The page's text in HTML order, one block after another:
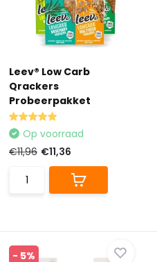
Leev® Low Carb
Qrackers
Probeerpakket
Op voorraad
€11,96 €11,36
- 5%